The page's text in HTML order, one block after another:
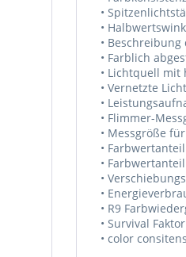
•
•
•
• Farblich
• Lichtquell mit
• Vernetzte
•
• Flimmer-
• Messgröße
•
•
•
•
• R9
• Survival
• color